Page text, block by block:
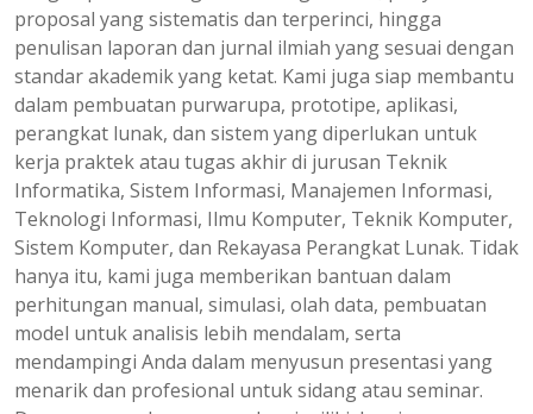
proposal yang sistematis dan terperinci, hingga
penulisan laporan dan jurnal ilmiah yang sesuai dengan
standar akademik yang ketat. Kami juga siap membantu
dalam pembuatan purwarupa, prototipe, aplikasi,
perangkat lunak, dan sistem yang diperlukan untuk
kerja praktek atau tugas akhir di jurusan Teknik
Informatika, Sistem Informasi, Manajemen Informasi,
Teknologi Informasi, Ilmu Komputer, Teknik Komputer,
Sistem Komputer, dan Rekayasa Perangkat Lunak. Tidak
hanya itu, kami juga memberikan bantuan dalam
perhitungan manual, simulasi, olah data, pembuatan
model untuk analisis lebih mendalam, serta
mendampingi Anda dalam menyusun presentasi yang
menarik dan profesional untuk sidang atau seminar.